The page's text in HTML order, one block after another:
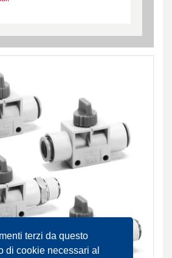
terzi da questo
di cookie necessari al